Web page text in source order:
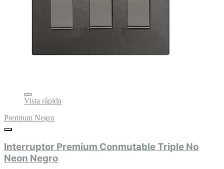
Vista rápida
Premium Negro
Interruptor Premium Conmutable Triple No
Neon Negro